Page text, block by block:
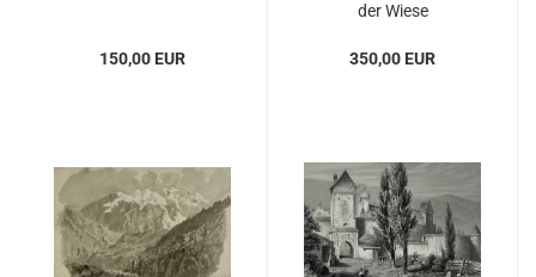
150,00 EUR
der Wiese
350,00 EUR